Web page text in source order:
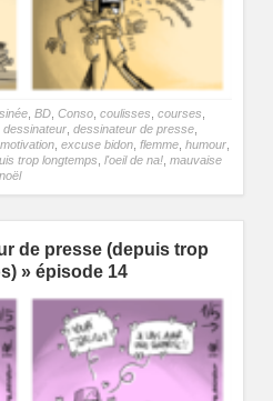
BD Conso coulisses courses
dessinateur dessinateur de presse
excuse bidon flemme humour
trop longtemps l'oeil de na! mauvaise
de presse (depuis trop
» épisode 14